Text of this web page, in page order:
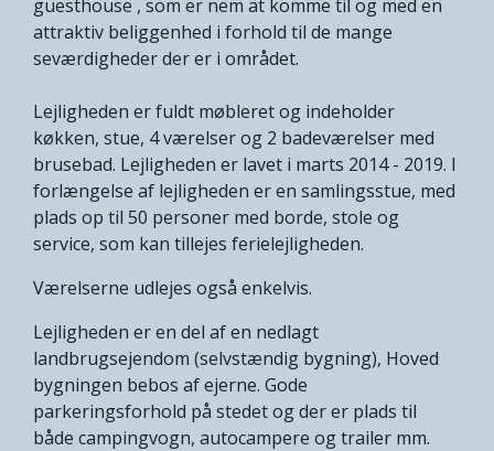
guesthouse , som er nem at komme til og med en
attraktiv beliggenhed i forhold til de mange
seværdigheder der er i området.
Lejligheden er fuldt møbleret og indeholder
køkken, stue, 4 værelser og 2 badeværelser med
brusebad. Lejligheden er lavet i marts 2014 - 2019. I
forlængelse af lejligheden er en samlingsstue, med
plads op til 50 personer med borde, stole og
service, som kan tillejes ferielejligheden.
Værelserne udlejes også enkelvis.
Lejligheden er en del af en nedlagt
landbrugsejendom (selvstændig bygning), Hoved
bygningen bebos af ejerne. Gode
parkeringsforhold på stedet og der er plads til
både campingvogn, autocampere og trailer mm.